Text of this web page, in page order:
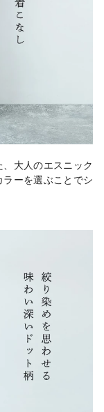
大人のエスニック
ーを選ぶことでシ